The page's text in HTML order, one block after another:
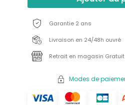
Garantie 2 ans
Livraison en 24/48h ouvré
Retrait en magasin Gratuit
Modes de